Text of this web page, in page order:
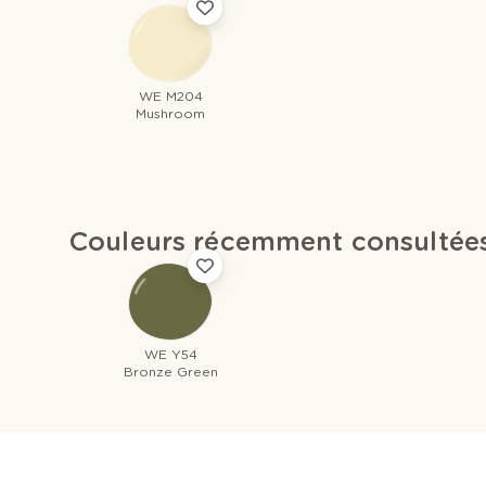
WE M204
Mushroom
Couleurs récemment
WE Y54
Bronze Green